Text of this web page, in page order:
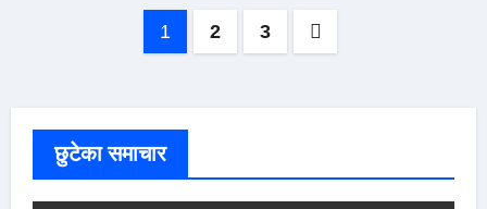
1 2 3
छुटेका समाचार